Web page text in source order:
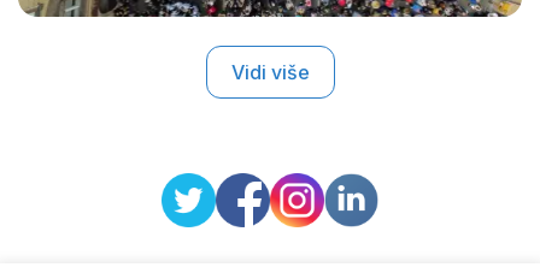
Vidi više